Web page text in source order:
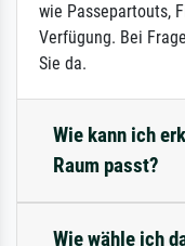
wie Passepartouts,
Verfügung. Bei
Sie da.
Wie kann ich
Raum passt?
Wie wähle ich